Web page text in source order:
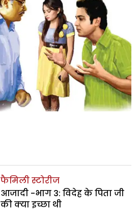
फैमिली स्टोरीज
आजादी -भाग 3: विदेह के पिता जी
की क्या इच्छा थी